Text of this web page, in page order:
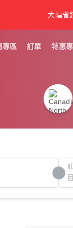
大幅省
專區 訂單 特惠